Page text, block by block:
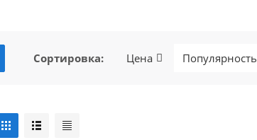
Сортировка: Цена Популярность